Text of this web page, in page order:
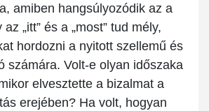
amiben hangsúlyozódik az a
„itt” és a „most” tud mély,
hordozni a nyitott szellemű és
számára. Volt-e olyan időszaka
elvesztette a bizalmat a
erejében? Ha volt, hogyan